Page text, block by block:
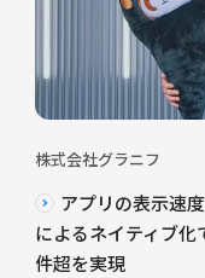
株式会社グラニフ
アプリの表示速
によるネイティブ
件超を実現